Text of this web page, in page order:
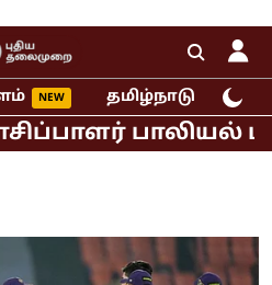
தமிழ்நாடு
புகார்!